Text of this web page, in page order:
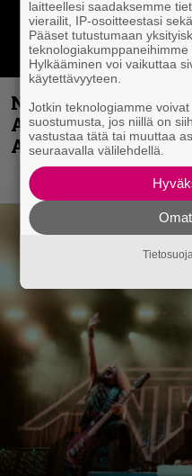
Näin lähtee
Accept – menossa
Anthrax- ja Korn-
laitteellesi saadaksemme
vierailit, IP-osoitteestasi
Pääset tutustumaan
teknologiakumppaneihimme
Hylkääminen voi vaikuttaa
käytettävyyteen.
Jotkin teknologiamme
suostumusta, jos niillä on
vastustaa tätä tai muuttaa
seuraavalla välilehdellä.